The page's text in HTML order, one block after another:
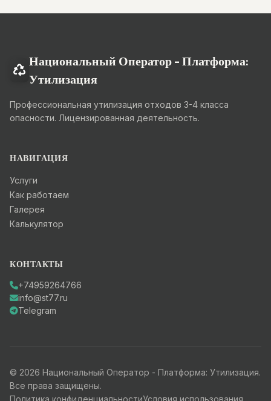
Национальный Оператор - Платформа:
Утилизация
Профессиональная утилизация отходов 3-4 класса
опасности. Лицензированная деятельность.
НАВИГАЦИЯ
Услуги
Как работаем
Галерея
Калькулятор
КОНТАКТЫ
+74959264766
info@st77.ru
Telegram
© 2026 Национальный Оператор - Платформа: Утилизация.
Все права защищены.
Политика конфиденциальностиУсловия использования